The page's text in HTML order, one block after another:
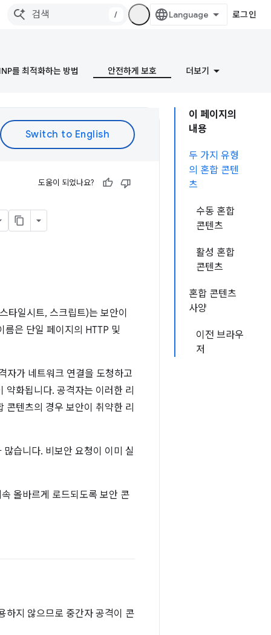
/ 로그인
를 최적화하는 방법 안전하게 보호 더보기
이 페이지의
내용
두 가지 유형
의 혼합 콘텐
츠
수동 혼합
콘텐츠
활성 혼합
콘텐츠
혼합 콘텐츠
사양
이전 브라우
저
도움이 되었나요?
타일시트, 스크립트)는 보안이
름은 단일 페이지의 HTTP 및
자가 네트워크 연결을 도청하고
약화됩니다. 공격자는 이러한 리
텐츠의 경우 보안이 취약한 리
습니다. 비보안 요청이 이미 실
올바르게 로드되도록 보안 콘
하지 않으므로 중간자 공격이 콘